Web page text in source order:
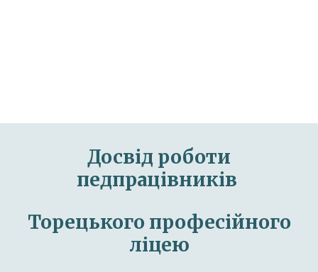
Досвід роботи
педпрацівників
Торецького професійного
ліцею